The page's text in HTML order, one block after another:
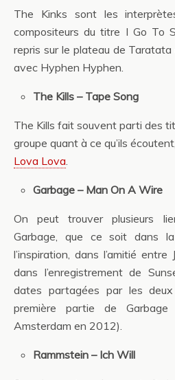
The Kinks sont les
compositeurs du titre I Go To
repris sur le plateau de
avec Hyphen Hyphen.
The Kills – Tape Song
The Kills fait souvent parti des
groupe quant à ce qu’ils
Lova Lova
Garbage – Man On A Wire
On peut trouver plusieurs
Garbage, que ce soit dans
l’inspiration, dans l’amitié
dans l’enregistrement de
dates partagées par les
première partie de
Amsterdam en 2012).
Rammstein – Ich Will